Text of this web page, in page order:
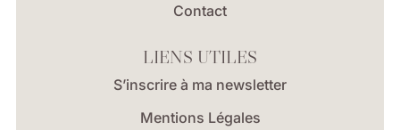
Contact
LIENS UTILES
S’inscrire à ma newsletter
Mentions Légales